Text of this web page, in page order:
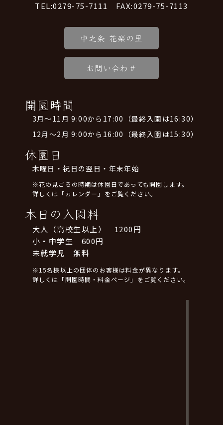
TEL:0279-75-7111 FAX:0279-75-7113
中之条 花楽の里
お問い合わせ
開園時間
3月～11月 9:00から17:00（最終入園は16:30）
12月～2月 9:00から16:00（最終入園は15:30）
休園日
木曜日・祝日の翌日・年末年始
※花の見ごろの時期は休園日であっても開園します。
詳しくは「カレンダー」をご覧ください。
本日の入園料
大人（高校生以上） 1200円
小・中学生 600円
未就学児 無料
※15名様以上の団体のお客様は料金が異なります。
詳しくは「開園時間・料金ページ」をご覧ください。